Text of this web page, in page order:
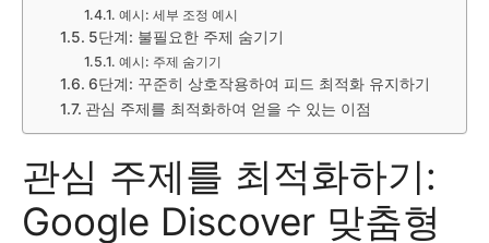
예시: 세부 조정 예시
5단계: 불필요한 주제 숨기기
예시: 주제 숨기기
6단계: 꾸준히 상호작용하여 피드 최적화 유지하기
관심 주제를 최적화하여 얻을 수 있는 이점
관심 주제를 최적화하기:
Google Discover 맞춤형